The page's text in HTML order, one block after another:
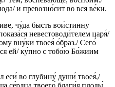
и превозно́сит во вся ве́ки.
чу́да бысть вои́стинну
невестоводи́телем царя́/
вну́ки твоея́ о́браз./ Сего́
ей/ ку́пно с тобо́ю Бо́жиим
еси́ во глубину́ души́ твоея́,/
се́рдца твоего́ благи́я плоды́